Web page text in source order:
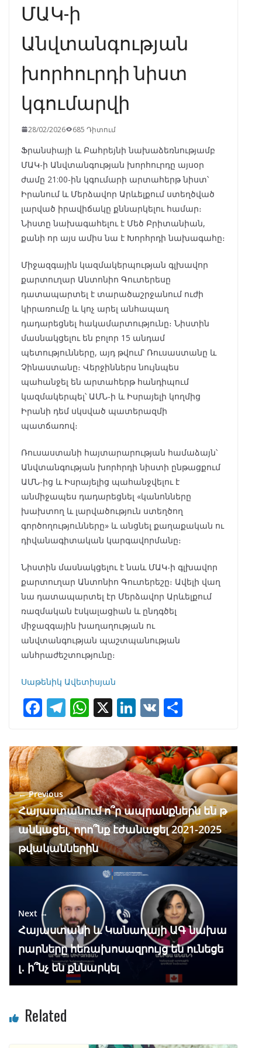
ՄԱԿ-ի
Անվտանգության
խորհուրդի նիստ
կգումարվի
28/02/2026 685 Դիտում
Ֆրանսիայի և Բահրեյնի նախաձեռնությամբ
ՄԱԿ-ի Անվտանգության խորհուրդը այսօր
ժամը 21:00-ին կգումարի արտահերթ նիստ՝
Իրանում և Մերձավոր Արևելքում ստեղծված
լարված իրավիճակը քննարկելու համար։
Նիստը նախագահելու է Մեծ Բրիտանիան,
քանի որ այս ամիս նա է Խորհրդի նախագահը։
Միջազգային կազմակերպության գլխավոր
քարտուղար Անտոնիո Գուտերեսը
դատապարտել է տարածաշրջանում ուժի
կիրառումը և կոչ արել անհապաղ
դադարեցնել հակամարտությունը։ Նիստին
մասնակցելու են բոլոր 15 անդամ
պետությունները, այդ թվում՝ Ռուսաստանը և
Չինաստանը։ Վերջիններս նույնպես
պահանջել են արտահերթ հանդիպում
կազմակերպել՝ ԱՄՆ-ի և Իսրայելի կողմից
Իրանի դեմ սկսված պատերազմի
պատճառով։
Ռուսաստանի հայտարարության համաձայն՝
Անվտանգության խորհրդի նիստի ընթացքում
ԱՄՆ-ից և Իսրայելից պահանջվելու է
անմիջապես դադարեցնել «կանոնները
խախտող և լարվածություն ստեղծող
գործողությունները» և անցնել քաղաքական ու
դիվանագիտական կարգավորմանը։
Նիստին մասնակցելու է նաև ՄԱԿ-ի գլխավոր
քարտուղար Անտոնիո Գուտերեշը։ Ավելի վաղ
նա դատապարտել էր Մերձավոր Արևելքում
ռազմական էսկալացիան և ընդգծել
միջազգային խաղաղության ու
անվտանգության պաշտպանության
անհրաժեշտությունը։
Սաթենիկ Ավետիսյան
F
e
b
o
o
k
T
e
gr
a
m
W
at
s
A
p
p
X Li
k
e
dI
n
V
ar
e
← Previous
Հայաստանում ո՞ր ապրանքներն են թ
անկացել, որո՞նք էժանացել 2021-2025
թվականներին
Next →
Հայաստանի և Կանադայի ԱԳ նախա
րարները հեռախոսազրույց են ունեցե
լ․ ի՞նչ են քննարկել
Related